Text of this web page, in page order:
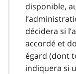
disponible,
décidera si
accordé et
égard (dont
indiquera si